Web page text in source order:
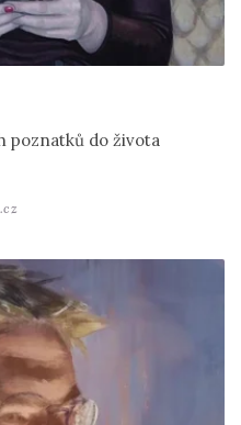
poznatků do života